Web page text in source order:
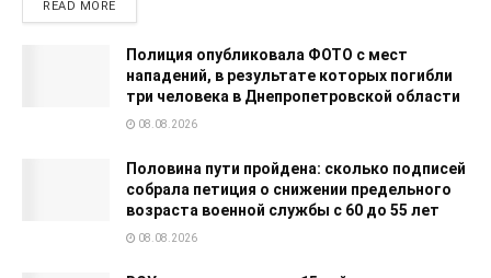
READ MORE
Полиция опубликовала ФОТО с мест
нападений, в результате которых погибли
три человека в Днепропетровской области
08.08.2026
Половина пути пройдена: сколько подписей
собрала петиция о снижении предельного
возраста военной службы с 60 до 55 лет
08.08.2026